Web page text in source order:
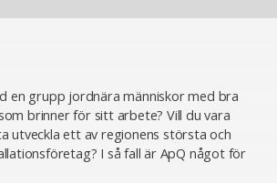
en grupp jordnära människor med bra
brinner för sitt arbete? Vill du vara
utveckla ett av regionens största och
I så fall är ApQ något för